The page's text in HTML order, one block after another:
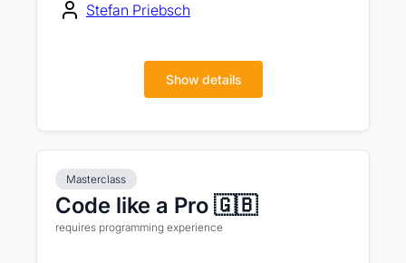
Stefan Priebsch
Show details
Masterclass
Code like a Pro 🇬🇧
requires programming experience